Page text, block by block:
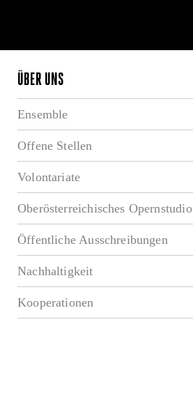
ÜBER UNS
Ensemble
Offene Stellen
Volontariate
Oberösterreichisches Opernstudio
Öffentliche Ausschreibungen
Nachhaltigkeit
Kooperationen